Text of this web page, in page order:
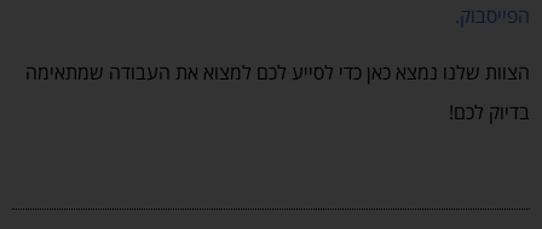
הפייסבוק.
הצוות שלנו נמצא כאן כדי לסייע לכם למצוא את העבודה שמתאימה
בדיוק לכם!